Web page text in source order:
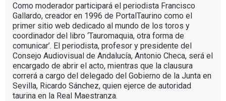
Como moderador participará el periodista Francisco
Gallardo, creador en 1996 de PortalTaurino como el
primer sitio web dedicado al mundo de los toros y
coordinador del libro ‘Tauromaquia, otra forma de
comunicar’. El periodista, profesor y presidente del
Consejo Audiovisual de Andalucía, Antonio Checa, será el
encargado de abrir el acto, mientras que la clausura
correrá a cargo del delegado del Gobierno de la Junta en
Sevilla, Ricardo Sánchez, quien ejerce de autoridad
taurina en la Real Maestranza.